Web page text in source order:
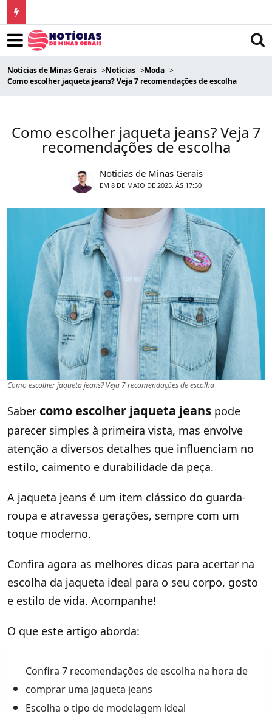
Notícias de Minas Gerais Notícias
Moda
Como escolher jaqueta jeans? Veja 7 recomendações de escolha
Como escolher jaqueta jeans? Veja 7
recomendações de escolha
Noticias de Minas Gerais
EM 8 DE MAIO DE 2025, ÀS 17:50
Como escolher jaqueta jeans? Veja 7 recomendações de escolha
Saber como escolher jaqueta jeans pode
parecer simples à primeira vista, mas envolve
atenção a diversos detalhes que influenciam no
estilo, caimento e durabilidade da peça.
A jaqueta jeans é um item clássico do guarda-
roupa e atravessa gerações, sempre com um
toque moderno.
Confira agora as melhores dicas para acertar na
escolha da jaqueta ideal para o seu corpo, gosto
e estilo de vida. Acompanhe!
O que este artigo aborda:
Confira 7 recomendações de escolha na hora de
comprar uma jaqueta jeans
Escolha o tipo de modelagem ideal